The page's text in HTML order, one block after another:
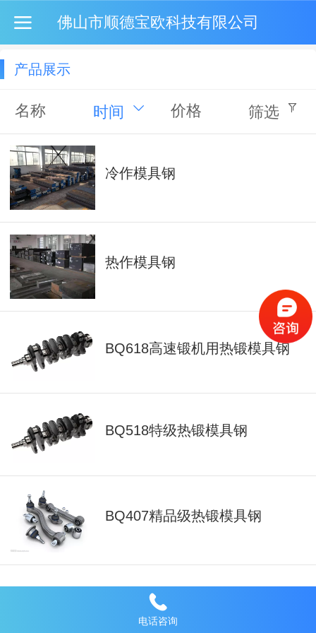
佛山市顺德宝欧科技有限公司
产品展示
名称 时间 价格 筛选
冷作模具钢
热作模具钢
BQ618高速锻机用热锻模具钢
BQ518特级热锻模具钢
BQ407精品级热锻模具钢
BQ418锻造热锻模具钢
电话咨询